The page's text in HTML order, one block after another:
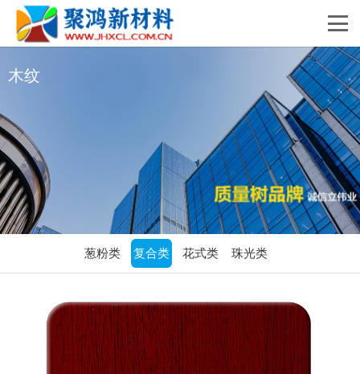
木纹
葱粉类 复合类 花式类 珠光类